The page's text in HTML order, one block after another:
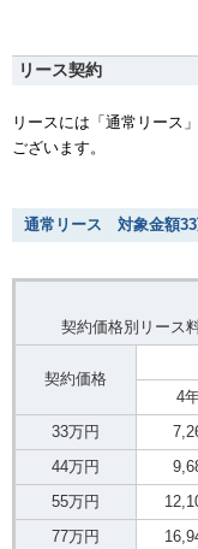
リース契約
リースには「通常リース
ございます。
通常リース 対象金額33
契約価格別リース
契約価格
4
33万円
44万円
55万円
77万円